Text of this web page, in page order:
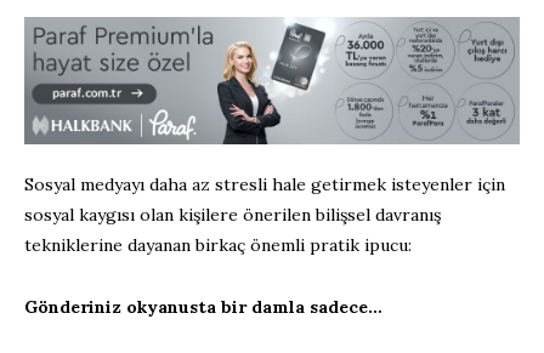
Sosyal medyayı daha az stresli hale getirmek isteyenler için
sosyal kaygısı olan kişilere önerilen bilişsel davranış
tekniklerine dayanan birkaç önemli pratik ipucu:
Gönderiniz okyanusta bir damla sadece…